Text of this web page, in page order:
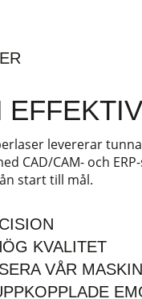
levererar
CAD/CAM- och
start till mål.
KVALITET
VÅR